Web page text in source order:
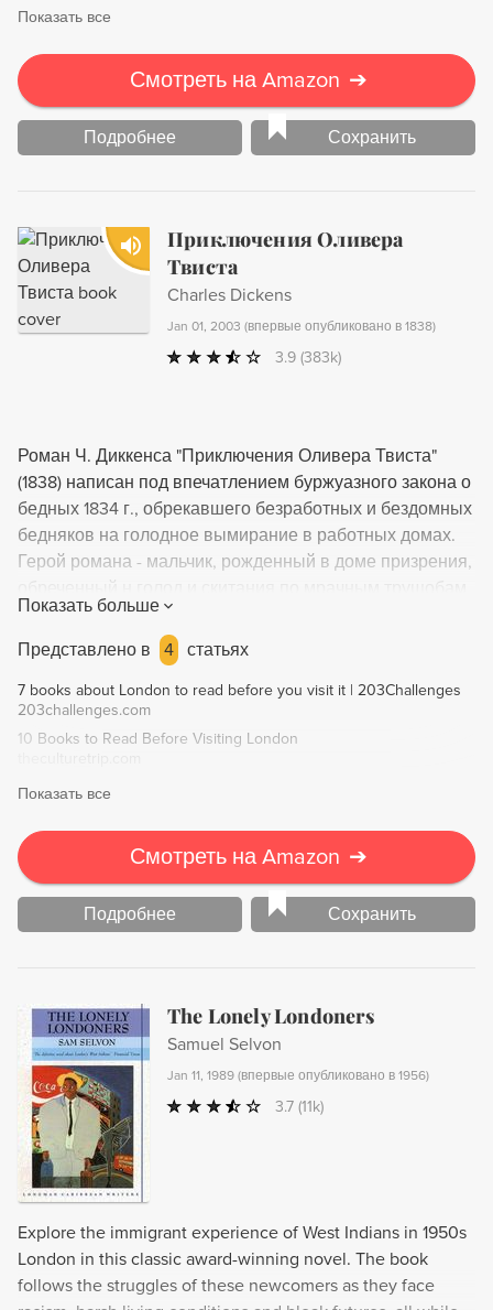
Показать все
Смотреть на Amazon ➔
Подробнее Сохранить
Приключения Оливера
Твиста
Charles Dickens
Jan 01, 2003 (впервые опубликовано в 1838)
3.9 (383k)
Роман Ч. Диккенса "Приключения Оливера Твиста"
(1838) написан под впечатлением буржуазного закона о
бедных 1834 г., обрекавшего безработных и бездомных
бедняков на голодное вымирание в работных домах.
Герой романа - мальчик, рожденный в доме призрения,
Лондона. Однако, несмотря на то что автор заставляет
своего героя стать против воли участником
грабительской шайки, в конце романа все же зло
наказано, а добрродтель торжествует.
Показать больше
Представлено в
4 статьях
7 books about London to read before you visit it | 203Challenges
203challenges.com
10 Books to Read Before Visiting London
Показать все
Смотреть на Amazon ➔
Подробнее Сохранить
The Lonely Londoners
Samuel Selvon
Jan 11, 1989 (впервые опубликовано в 1956)
3.7 (11k)
Explore the immigrant experience of West Indians in 1950s
London in this classic award-winning novel. The book
follows the struggles of these newcomers as they face